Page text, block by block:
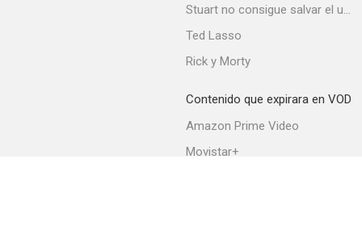
Stuart no consigue salvar el universo
Ted Lasso
Rick y Morty
Contenido que expirara en VOD
Amazon Prime Video
Movistar+